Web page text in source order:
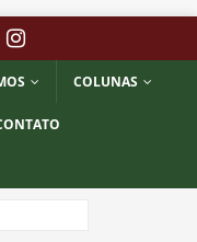
COLUNAS